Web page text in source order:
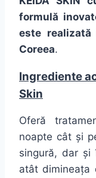
formulă
este realizată
Coreea.
Ingrediente
Skin
Oferă
noapte cât și
singură, dar și
atât dimineața